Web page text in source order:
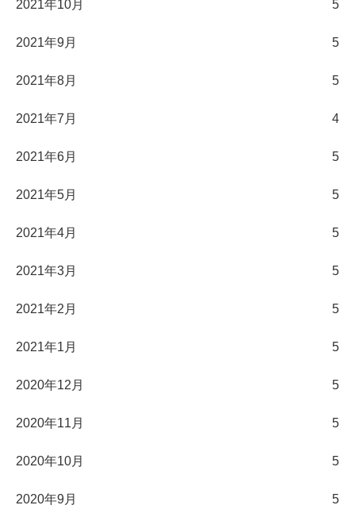
2021年10月 5
2021年9月 5
2021年8月 5
2021年7月 4
2021年6月 5
2021年5月 5
2021年4月 5
2021年3月 5
2021年2月 5
2021年1月 5
2020年12月 5
2020年11月 5
2020年10月 5
2020年9月 5